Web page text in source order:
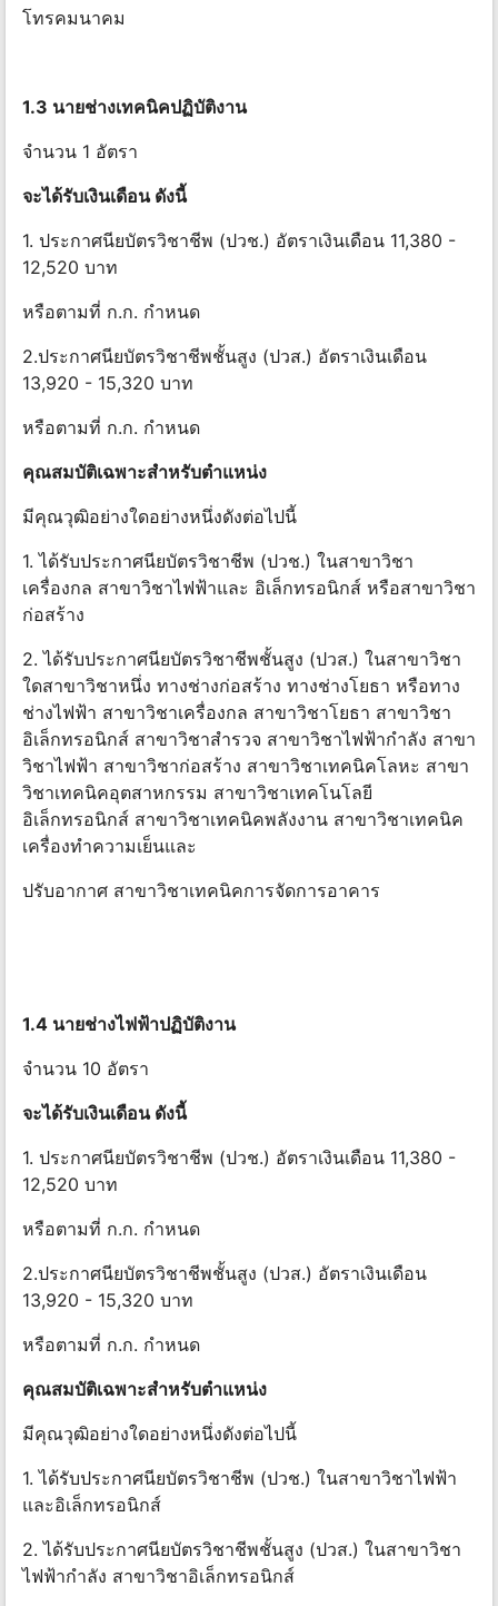
โทรคมนาคม
1.3 นายช่างเทคนิคปฏิบัติงาน
จำนวน 1 อัตรา
จะได้รับเงินเดือน ดังนี้
1. ประกาศนียบัตรวิชาชีพ (ปวช.) อัตราเงินเดือน 11,380 -
12,520 บาท
หรือตามที่ ก.ก. กําหนด
2.ประกาศนียบัตรวิชาชีพชั้นสูง (ปวส.) อัตราเงินเดือน
13,920 - 15,320 บาท
หรือตามที่ ก.ก. กําหนด
คุณสมบัติเฉพาะสําหรับตําแหน่ง
มีคุณวุฒิอย่างใดอย่างหนึ่งดังต่อไปนี้
1. ได้รับประกาศนียบัตรวิชาชีพ (ปวช.) ในสาขาวิชา
เครื่องกล สาขาวิชาไฟฟ้าและ อิเล็กทรอนิกส์ หรือสาขาวิชา
ก่อสร้าง
2. ได้รับประกาศนียบัตรวิชาชีพชั้นสูง (ปวส.) ในสาขาวิชา
ใดสาขาวิชาหนึ่ง ทางช่างก่อสร้าง ทางช่างโยธา หรือทาง
ช่างไฟฟ้า สาขาวิชาเครื่องกล สาขาวิชาโยธา สาขาวิชา
อิเล็กทรอนิกส์ สาขาวิชาสํารวจ สาขาวิชาไฟฟ้ากําลัง สาขา
วิชาไฟฟ้า สาขาวิชาก่อสร้าง สาขาวิชาเทคนิคโลหะ สาขา
วิชาเทคนิคอุตสาหกรรม สาขาวิชาเทคโนโลยี
อิเล็กทรอนิกส์ สาขาวิชาเทคนิคพลังงาน สาขาวิชาเทคนิค
เครื่องทําความเย็นและ
ปรับอากาศ สาขาวิชาเทคนิคการจัดการอาคาร
1.4 นายช่างไฟฟ้าปฏิบัติงาน
จำนวน 10 อัตรา
จะได้รับเงินเดือน ดังนี้
1. ประกาศนียบัตรวิชาชีพ (ปวช.) อัตราเงินเดือน 11,380 -
12,520 บาท
หรือตามที่ ก.ก. กําหนด
2.ประกาศนียบัตรวิชาชีพชั้นสูง (ปวส.) อัตราเงินเดือน
13,920 - 15,320 บาท
หรือตามที่ ก.ก. กําหนด
คุณสมบัติเฉพาะสําหรับตําแหน่ง
มีคุณวุฒิอย่างใดอย่างหนึ่งดังต่อไปนี้
1. ได้รับประกาศนียบัตรวิชาชีพ (ปวช.) ในสาขาวิชาไฟฟ้า
และอิเล็กทรอนิกส์
2. ได้รับประกาศนียบัตรวิชาชีพชั้นสูง (ปวส.) ในสาขาวิชา
ไฟฟ้ากําลัง สาขาวิชาอิเล็กทรอนิกส์